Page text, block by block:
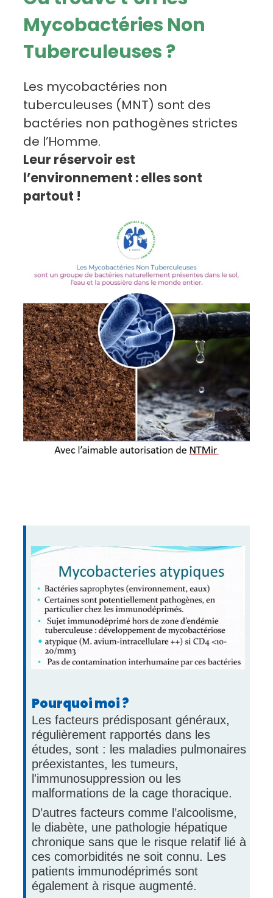
Mycobactéries Non
Tuberculeuses ?
Les mycobactéries non
tuberculeuses (MNT) sont des
bactéries non pathogènes strictes
de l’Homme.
Leur réservoir est
l’environnement : elles sont
partout !
Image
Pourquoi moi ?
Les facteurs prédisposant généraux,
régulièrement rapportés dans les
études, sont : les maladies pulmonaires
préexistantes, les tumeurs,
l'immunosuppression ou les
malformations de la cage thoracique.
D’autres facteurs comme l’alcoolisme,
le diabète, une pathologie hépatique
chronique sans que le risque relatif lié à
ces comorbidités ne soit connu. Les
patients immunodéprimés sont
également à risque augmenté.